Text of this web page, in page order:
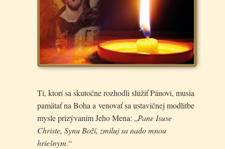
Tí, ktorí sa skutočne rozhodli slúžiť Pánovi, musia
pamätať na Boha a venovať sa ustavičnej modlitbe
mysle prizývaním Jeho Mena: „Pane Isuse
Christe, Synu Boží, zmiluj sa nado mnou
hriešnym.“